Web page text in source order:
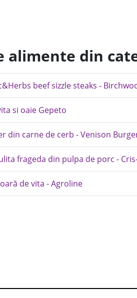
alimente din
beef sizzle steaks -
si oaie Gepeto
din carne de cerb - Venison
frageda din pulpa de porc -
de vita - Agroline